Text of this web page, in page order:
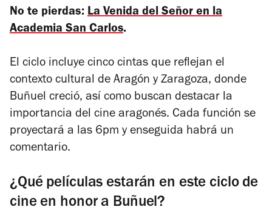
No te pierdas: La Venida del Señor en la
Academia San Carlos.
El ciclo incluye cinco cintas que reflejan el
contexto cultural de Aragón y Zaragoza, donde
Buñuel creció, así como buscan destacar la
importancia del cine aragonés. Cada función se
proyectará a las 6pm y enseguida habrá un
comentario.
¿Qué películas estarán en este ciclo de
cine en honor a Buñuel?